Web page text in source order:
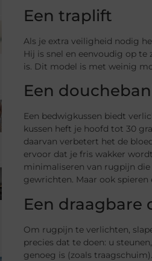
Een traplift
Als je extra veiligheid nodig
Hij is snel en eenvoudig op
is. Dit model is met weinig
Een
Een bedwigkussen biedt
kussen heft je hoofd tot 30
daarvan verbetert het de
ervoor dat je fris wakker
minimaliseren van rugpijn
gewrichten. Maar ook
Een draagbare
Om rugpijn te verlichten,
precies dat te doen: u
genoeg is (zoals